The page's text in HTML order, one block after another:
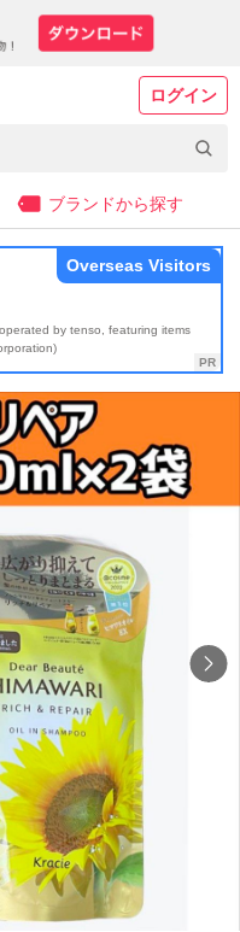
ログイン
ブランドから探す
by tenso, featuring items
Overseas Visitors